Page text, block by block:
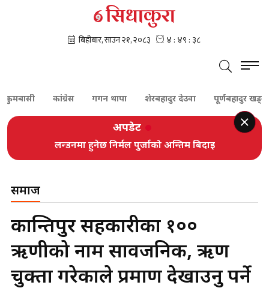
कांग्रेस गगन थापा शेरबहादुर देउवा पूर्णबहादुर खड्का
अपडेट
लन्डनमा हुनेछ निर्मल पुर्जाको अन्तिम बिदाइ
समाज
कान्तिपुर सहकारीका १००
ऋणीको नाम सार्वजनिक, ऋण
चुक्ता गरेकाले प्रमाण देखाउनु पर्ने